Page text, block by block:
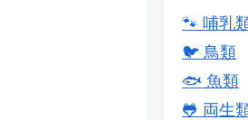
🐾 哺乳
🐦 鳥類
🐟 魚類
🐸 両生